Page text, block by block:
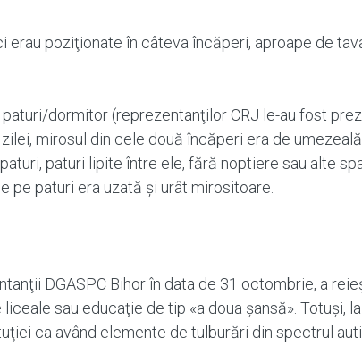
poziţionate în câteva încăperi, aproape de
dormitor (reprezentanţilor CRJ le-au fost
mirosul din cele două încăperi era de
paturi lipite între ele, fără noptiere sau alte
pe paturi era uzată şi urât mirositoare.
DGASPC Bihor în data de 31 octombrie, a
sau educaţie de tip «a doua şansă». Totuşi,
ca având elemente de tulburări din spectrul